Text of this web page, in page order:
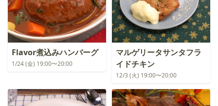
Flavor煮込みハンバーグ
1/24 (金) 19:00〜20:00
マルゲリータサンタフラ
イドチキン
12/3 (火) 19:00〜20:00